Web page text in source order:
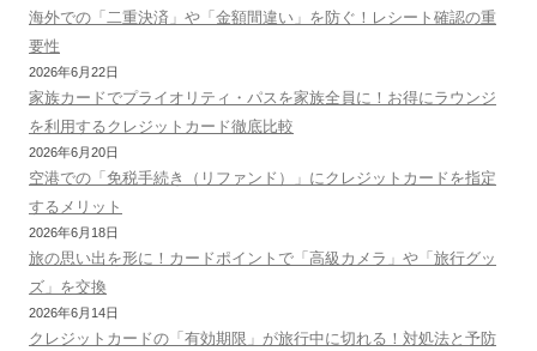
海外での「二重決済」や「金額間違い」を防ぐ！レシート確認の重
要性
2026年6月22日
家族カードでプライオリティ・パスを家族全員に！お得にラウンジ
を利用するクレジットカード徹底比較
2026年6月20日
空港での「免税手続き（リファンド）」にクレジットカードを指定
するメリット
2026年6月18日
旅の思い出を形に！カードポイントで「高級カメラ」や「旅行グッ
ズ」を交換
2026年6月14日
クレジットカードの「有効期限」が旅行中に切れる！対処法と予防